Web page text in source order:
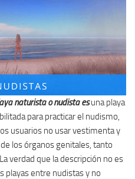
naturista o nudista esuna playa
para practicar el nudismo,
usuarios no usar vestimenta y
los órganos genitales, tanto
verdad que la descripción no es
playas entre nudistas y no